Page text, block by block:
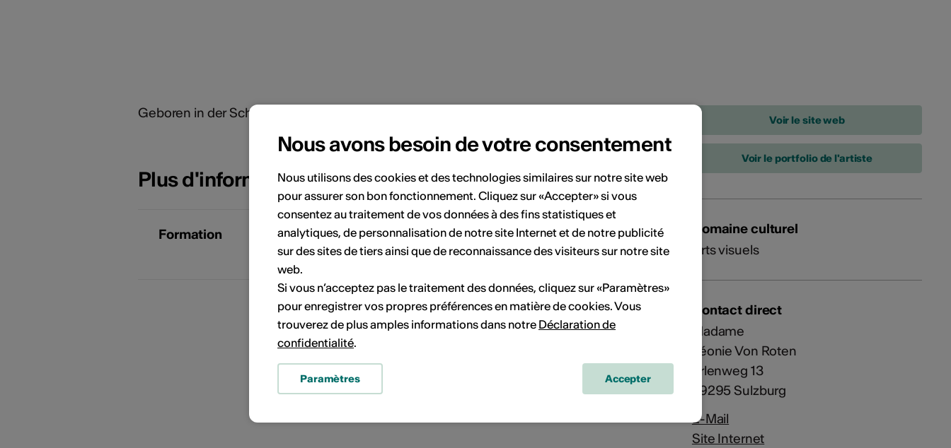
Geboren in der Schweiz. Lebt und arbeitet in Deutschland und in der Schweiz.
Plus d'informations
Formation
1991 Diplom in experimenteller Fotografie an der
ECAV, Siders, Schweiz
Voir le portfolio de l'artiste
Domaine culturel
Arts visuels
Contact direct
Madame
Léonie Von Roten
Erlenweg 13
79295 Sulzburg
E-Mail
Site Internet
Nous avons besoin de votre consentement
Nous utilisons des cookies et des technologies similaires sur notre site web
pour assurer son bon fonctionnement. Cliquez sur «Accepter» si vous
consentez au traitement de vos données à des fins statistiques et
analytiques, de personnalisation de notre site Internet et de notre publicité
sur des sites de tiers ainsi que de reconnaissance des visiteurs sur notre site
web.
Si vous n’acceptez pas le traitement des données, cliquez sur «Paramètres»
pour enregistrer vos propres préférences en matière de cookies. Vous
trouverez de plus amples informations dans notre Déclaration de
confidentialité.
Paramètres Accepter